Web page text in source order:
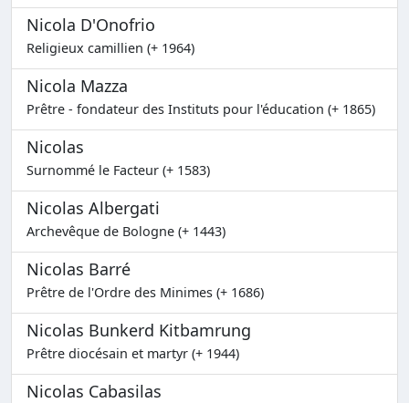
Nicola D'Onofrio
Religieux camillien (+ 1964)
Nicola Mazza
Prêtre - fondateur des Instituts pour l'éducation (+ 1865)
Nicolas
Surnommé le Facteur (+ 1583)
Nicolas Albergati
Archevêque de Bologne (+ 1443)
Nicolas Barré
Prêtre de l'Ordre des Minimes (+ 1686)
Nicolas Bunkerd Kitbamrung
Prêtre diocésain et martyr (+ 1944)
Nicolas Cabasilas